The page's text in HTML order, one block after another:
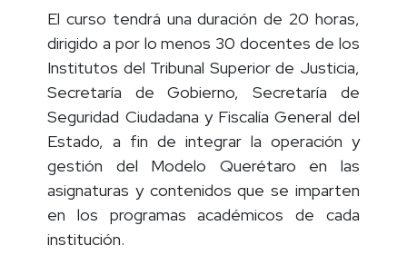
El curso tendrá una duración de 20 horas,
dirigido a por lo menos 30 docentes de los
Institutos del Tribunal Superior de Justicia,
Secretaría de Gobierno, Secretaría de
Seguridad Ciudadana y Fiscalía General del
Estado, a fin de integrar la operación y
gestión del Modelo Querétaro en las
asignaturas y contenidos que se imparten
en los programas académicos de cada
institución.